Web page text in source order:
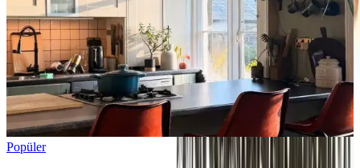
Popüler